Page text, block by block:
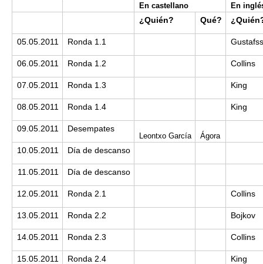
En castellano En
¿Quién? Qué?
05.05.2011 Ronda 1.1
06.05.2011 Ronda 1.2 Collins
07.05.2011 Ronda 1.3 King
08.05.2011 Ronda 1.4 King
09.05.2011 Desempates
Leontxo García Ágora
10.05.2011 Día de descanso
11.05.2011 Día de descanso
12.05.2011 Ronda 2.1 Collins
13.05.2011 Ronda 2.2 Bojkov
14.05.2011 Ronda 2.3 Collins
15.05.2011 Ronda 2.4 King